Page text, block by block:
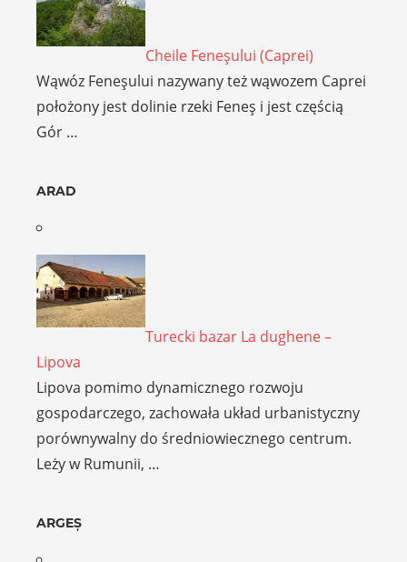
Cheile Feneşului (Caprei)
Wąwóz Feneşului nazywany też wąwozem Caprei
położony jest dolinie rzeki Feneş i jest częścią
Gór …
ARAD
Turecki bazar La dughene –
Lipova
Lipova pomimo dynamicznego rozwoju
gospodarczego, zachowała układ urbanistyczny
porównywalny do średniowiecznego centrum.
Leży w Rumunii, …
ARGEȘ